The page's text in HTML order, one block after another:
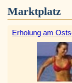
Marktplatz
Erholung am